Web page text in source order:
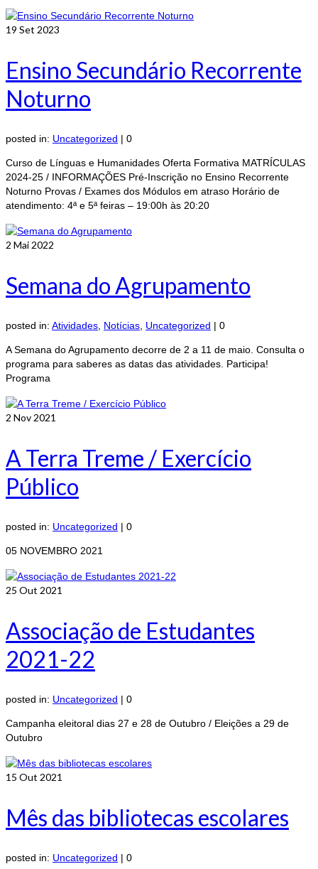
19 Set 2023
Ensino Secundário Recorrente
Noturno
posted in: Uncategorized | 0
Curso de Línguas e Humanidades Oferta Formativa MATRÍCULAS
2024-25 / INFORMAÇÕES Pré-Inscrição no Ensino Recorrente
Noturno Provas / Exames dos Módulos em atraso Horário de
atendimento: 4ª e 5ª feiras – 19:00h às 20:20
2 Mai 2022
Semana do Agrupamento
posted in: Atividades Notícias Uncategorized | 0
A Semana do Agrupamento decorre de 2 a 11 de maio. Consulta o
programa para saberes as datas das atividades. Participa!
Programa
2 Nov 2021
A Terra Treme / Exercício
Público
posted in: Uncategorized | 0
05 NOVEMBRO 2021
25 Out 2021
Associação de Estudantes
2021-22
posted in: Uncategorized | 0
Campanha eleitoral dias 27 e 28 de Outubro / Eleições a 29 de
Outubro
15 Out 2021
Mês das bibliotecas escolares
posted in: Uncategorized | 0